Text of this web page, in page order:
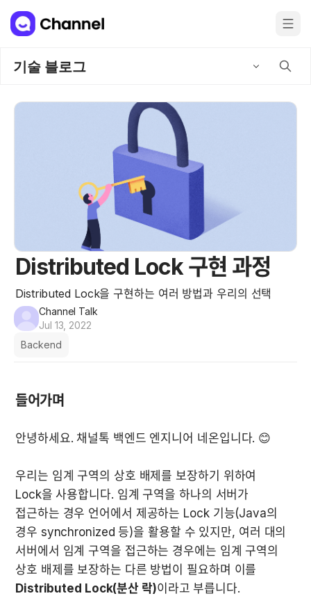
기술 블로그
Distributed Lock 구현 과정
Distributed Lock을 구현하는 여러 방법과 우리의 선택
Channel Talk
Jul 13, 2022
Backend
들어가며
안녕하세요. 채널톡 백엔드 엔지니어 네온입니다. 😊
우리는 임계 구역의 상호 배제를 보장하기 위하여
Lock을 사용합니다. 임계 구역을 하나의 서버가
접근하는 경우 언어에서 제공하는 Lock 기능(Java의
경우 synchronized 등)을 활용할 수 있지만, 여러 대의
서버에서 임계 구역을 접근하는 경우에는 임계 구역의
Distributed Lock(분산 락)이라고 부릅니다.